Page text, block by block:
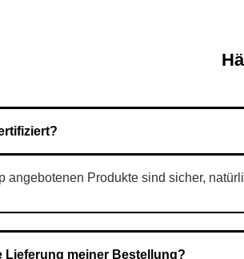
angebotenen Produkte sind sicher,
Lieferung meiner Bestellung?